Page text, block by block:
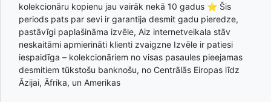
kolekcionāru kopienu jau vairāk nekā 10 gadus ⭐ Šis
periods pats par sevi ir garantija desmit gadu pieredze,
pastāvīgi paplašināma izvēle, Aiz internetveikala stāv
neskaitāmi apmierināti klienti zvaigzne Izvēle ir patiesi
iespaidīga – kolekcionāriem no visas pasaules pieejamas
desmitiem tūkstošu banknošu, no Centrālās Eiropas līdz
Āzijai, Āfrika, un Amerikas